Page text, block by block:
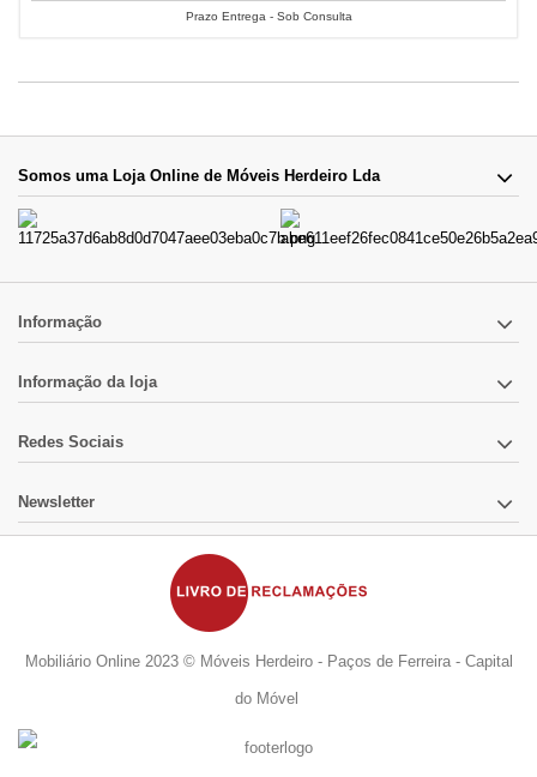
Prazo Entrega - Sob Consulta
Somos uma Loja Online de Móveis Herdeiro Lda
Informação
Informação da loja
Redes Sociais
Newsletter
Mobiliário Online 2023 © Móveis Herdeiro - Paços de Ferreira - Capital
do Móvel